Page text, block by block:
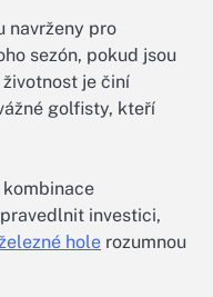
navrženy pro
sezón, pokud jsou
je činí
golfisty, kteří
investici,
hole rozumnou